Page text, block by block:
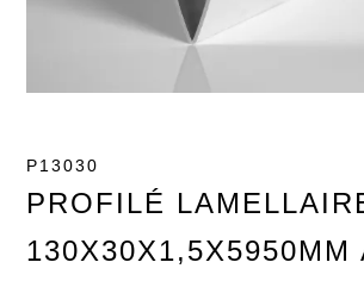
P13030
PROFILÉ
130X30X1,5X5950MM